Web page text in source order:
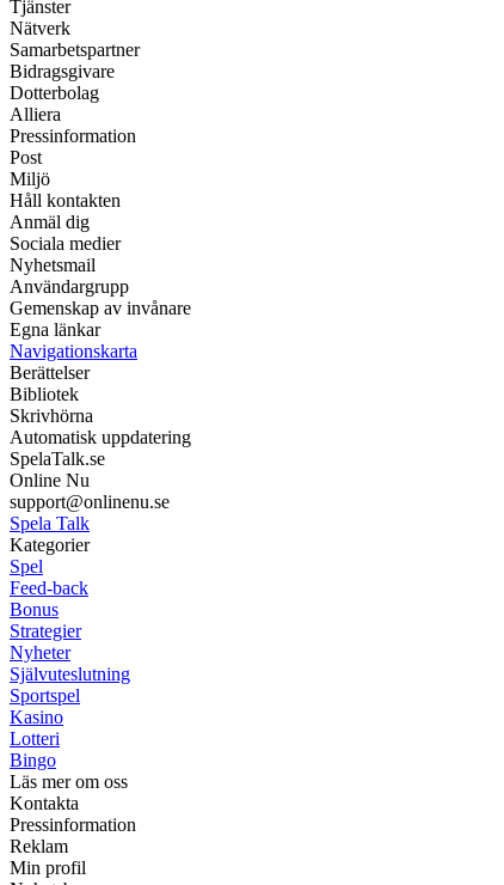
Tjänster
Nätverk
Samarbetspartner
Bidragsgivare
Dotterbolag
Alliera
Pressinformation
Post
Miljö
Håll kontakten
Anmäl dig
Sociala medier
Nyhetsmail
Användargrupp
Gemenskap av invånare
Egna länkar
Navigationskarta
Berättelser
Bibliotek
Skrivhörna
Automatisk uppdatering
SpelaTalk.se
Online Nu
support@onlinenu.se
Spela Talk
Kategorier
Spel
Feed-back
Bonus
Strategier
Nyheter
Självuteslutning
Sportspel
Kasino
Lotteri
Bingo
Läs mer om oss
Kontakta
Pressinformation
Reklam
Min profil